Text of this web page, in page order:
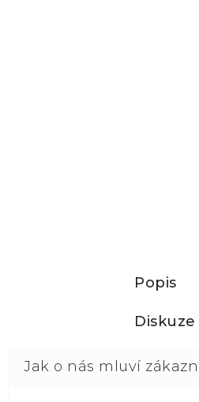
Popis
Diskuze